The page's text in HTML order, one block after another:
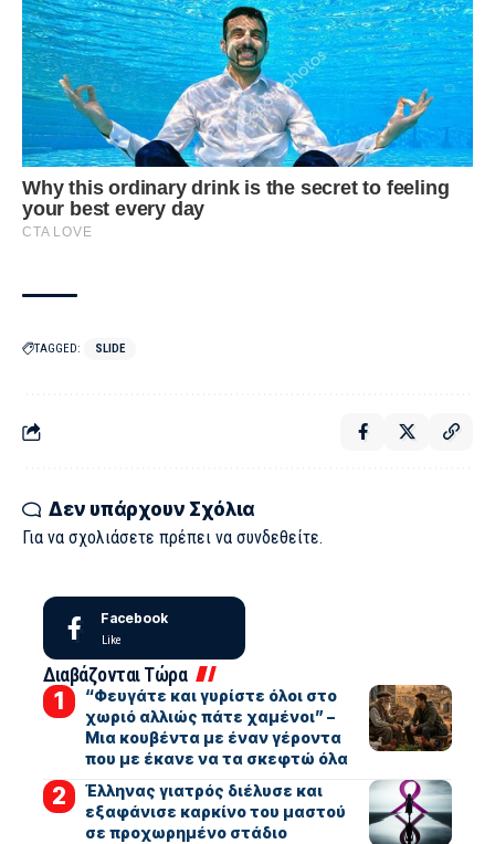
TAGGED: SLIDE
Δεν υπάρχουν Σχόλια
Για να σχολιάσετε πρέπει να συνδεθείτε.
Facebook
Like
Διαβάζονται Τώρα
“Φευγάτε και γυρίστε όλοι στο
χωριό αλλιώς πάτε χαμένοι” –
Μια κουβέντα με έναν γέροντα
που με έκανε να τα σκεφτώ όλα
Έλληνας γιατρός διέλυσε και
εξαφάνισε καρκίνο του μαστού
σε προχωρημένο στάδιο